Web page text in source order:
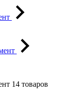
14 товаров